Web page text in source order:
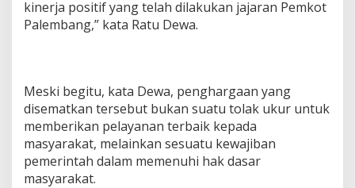
a
l
n
g
R
a
i
h
kinerja positif yang telah dilakukan jajaran Pemkot
Palembang,” kata Ratu Dewa.
Meski begitu, kata Dewa, penghargaan yang
disematkan tersebut bukan suatu tolak ukur untuk
memberikan pelayanan terbaik kepada
masyarakat, melainkan sesuatu kewajiban
pemerintah dalam memenuhi hak dasar
masyarakat.